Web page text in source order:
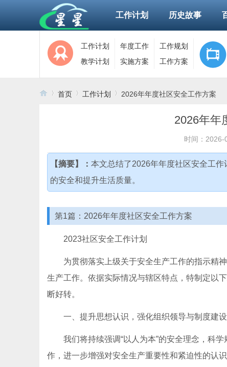
工作计划 历史故事
工作计划 年度工作
工作规划
教学计划
实施方案 工作方案
首页 工作计划 2026年年度社区安全工作方案
2026年年
时间：2026-
【摘要】： 本文总结了2026年年度社区安全工
的安全和提升生活质量。
第1篇：2026年年度社区安全工作方案
2023社区安全工作计划
为贯彻落实上级关于安全生产工作的指示精
生产工作。依据实际情况与辖区特点，特制定以
断好转。
一、提升思想认识，强化组织领导与制度建设
我们将持续强调“以人为本”的安全理念，科
作，进一步增强对安全生产重要性和紧迫性的认